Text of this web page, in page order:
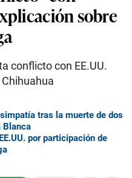
sobre
conflicto con EE.UU.
tras la muerte de dos
Blanca
por participación de